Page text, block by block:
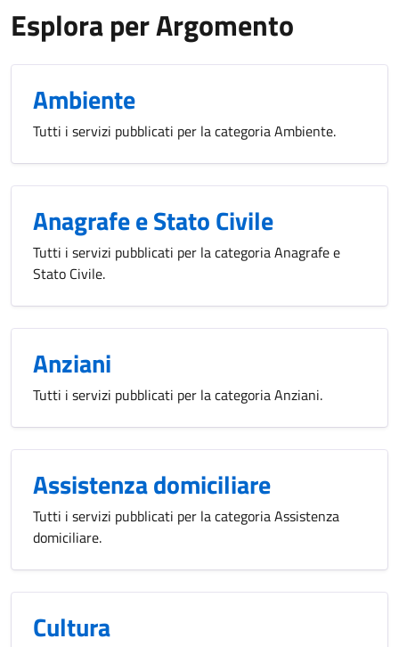
Esplora per Argomento
Ambiente
Tutti i servizi pubblicati per la categoria Ambiente.
Anagrafe e Stato Civile
Tutti i servizi pubblicati per la categoria Anagrafe e
Stato Civile.
Anziani
Tutti i servizi pubblicati per la categoria Anziani.
Assistenza domiciliare
Tutti i servizi pubblicati per la categoria Assistenza
domiciliare.
Cultura